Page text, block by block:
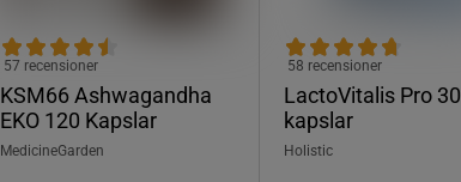
KSM66 Ashwagandha
EKO 120 Kapslar
57 recensioner
MedicineGarden
LactoVitalis Pro 30
kapslar
58 recensioner
Holistic